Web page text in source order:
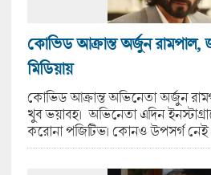
কোভিড আক্রান্ত অর্জুন রামপাল,
মিডিয়ায়
কোভিড আক্রান্ত অভিনেতা অর্জুন
খুব ভয়াবহ। অভিনেতা এদিন
করোনা পজিটিভ। কোনও উপসর্গ নেই